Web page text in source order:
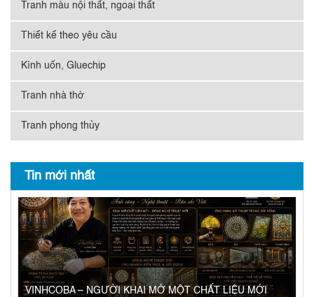
Tranh màu nội thất, ngoại thất
Thiết kế theo yêu cầu
Kính uốn, Gluechip
Tranh nhà thờ
Tranh phong thủy
Tin mới nhất
VINHCOBA – NGƯỜI KHAI MỞ MỘT CHẤT LIỆU MỚI